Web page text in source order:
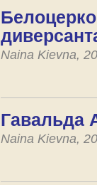
Naina Kievna,
Гавальда
Naina Kievna,